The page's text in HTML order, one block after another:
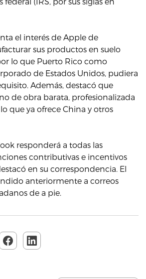
el interés de Apple de
sus productos en suelo
lo que Puerto Rico como
de Estados Unidos, pudiera
Además, destacó que
de obra barata, profesionalizada
que ya ofrece China y otros
responderá a todas las
contributivas e incentivos
en su correspondencia. El
anteriormente a correos
de a pie.